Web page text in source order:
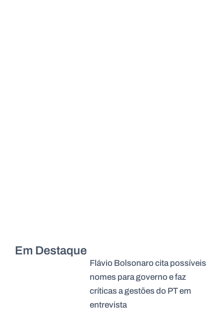
Em Destaque
Flávio Bolsonaro cita possíveis
nomes para governo e faz
críticas a gestões do PT em
entrevista